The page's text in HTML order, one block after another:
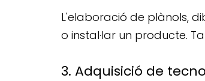
L'elaboració de plànols,
o instal·lar un producte.
3. Adquisició de